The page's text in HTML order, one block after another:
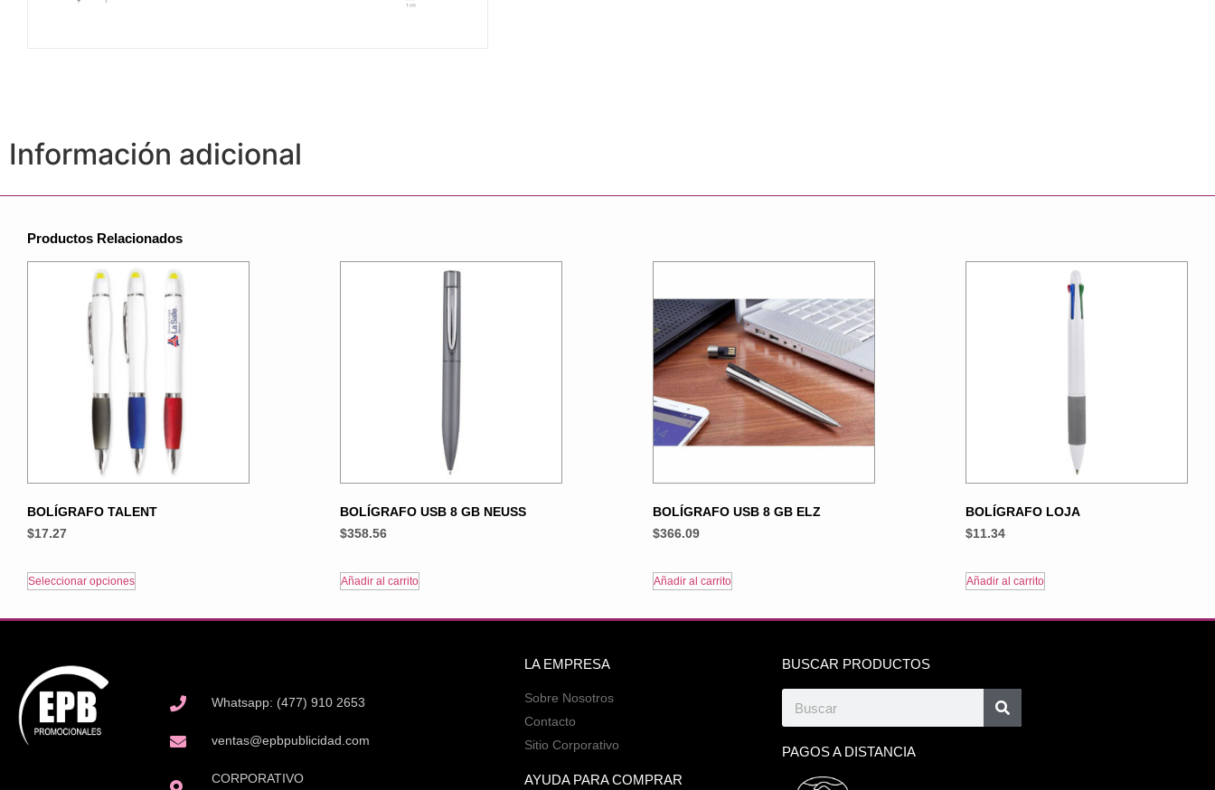
Información adicional
Productos Relacionados
BOLÍGRAFO TALENT
$17.27
Seleccionar opciones
BOLÍGRAFO USB 8 GB NEUSS
$358.56
Añadir al carrito
BOLÍGRAFO USB 8 GB ELZ
$366.09
Añadir al carrito
BOLÍGRAFO LOJA
$11.34
Añadir al carrito
Whatsapp: (477) 910 2653
ventas@epbpublicidad.com
CORPORATIVO
LA EMPRESA
Sobre Nosotros
Contacto
Sitio Corporativo
AYUDA PARA COMPRAR
BUSCAR PRODUCTOS
PAGOS A DISTANCIA